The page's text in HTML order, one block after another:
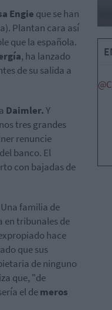
Engie que se han
Plantan cara así
que la española.
, ha lanzado
de su salida a
Daimler.Y
tres grandes
renuncie
banco. El
con bajadas de
Una familia de
en tribunales de
hace
que sus
de ninguno
que, "de
el demeros